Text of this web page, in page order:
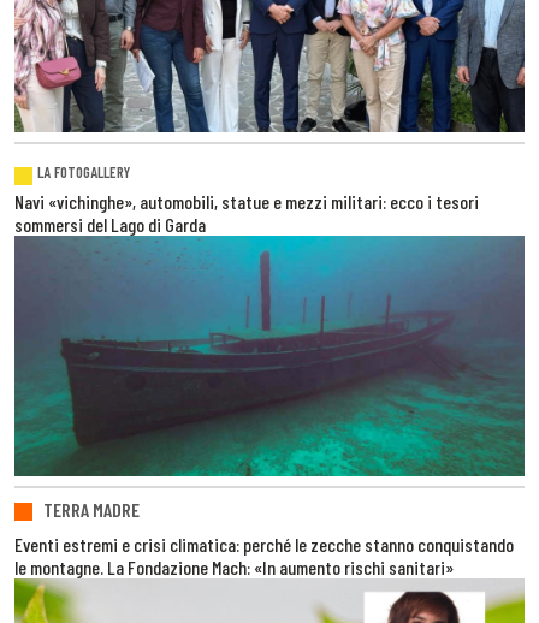
LA FOTOGALLERY
Navi «vichinghe», automobili, statue e mezzi militari: ecco i tesori
sommersi del Lago di Garda
TERRA MADRE
Eventi estremi e crisi climatica: perché le zecche stanno conquistando
le montagne. La Fondazione Mach: «In aumento rischi sanitari»